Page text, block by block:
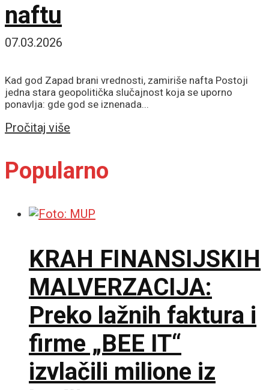
naftu
07.03.2026
Kad god Zapad brani vrednosti, zamiriše nafta Postoji
jedna stara geopolitička slučajnost koja se uporno
ponavlja: gde god se iznenada...
Pročitaj više
Popularno
KRAH FINANSIJSKIH
MALVERZACIJA:
Preko lažnih faktura i
firme „BEE IT“
izvlačili milione iz